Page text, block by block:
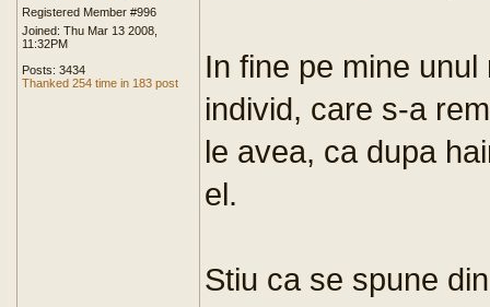
Registered Member #996
Joined: Thu Mar 13 2008,
11:32PM
Posts: 3434
Thanked 254 time in 183 post
In fine pe mine
individ, care s-a
le avea, ca dupa
el.
Stiu ca se spune